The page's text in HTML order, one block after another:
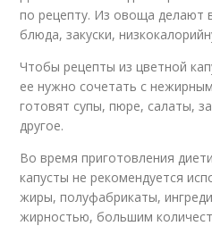
по рецепту. Из овоща делают
блюда, закуски,
Чтобы рецепты из цветной
ее нужно сочетать с
готовят супы, пюре, салаты,
другое.
Во время приготовления
капусты не рекомендуется
жиры, полуфабрикаты,
жирностью, большим